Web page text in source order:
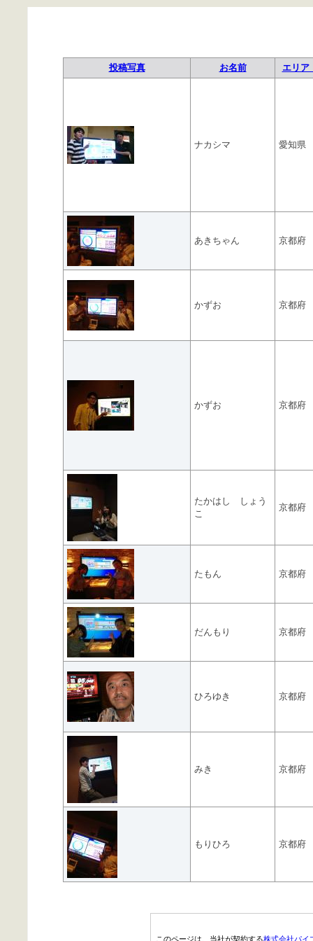
投稿写真 お名前 エリ
ナカシマ 愛知県
あきちゃん 京都府
かずお 京都府
かずお 京都府
たかはし しょう
こ
京都府
たもん 京都府
だんもり 京都府
ひろゆき 京都府
みき 京都府
もりひろ 京都府
このページは、当社が契約する株式会社パイ